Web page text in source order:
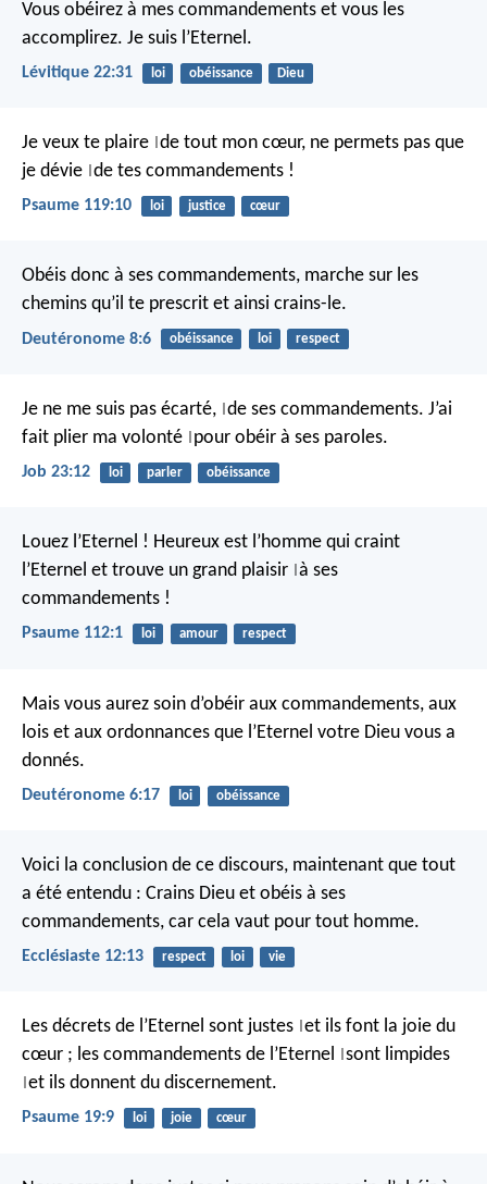
Vous obéirez à mes commandements et vous les
accomplirez. Je suis l’Eternel.
Lévitique 22:31 loi obéissance Dieu
Je veux te plaire de tout mon cœur, ne permets pas que
je dévie de tes commandements !
Psaume 119:10 loi justice cœur
Obéis donc à ses commandements, marche sur les
chemins qu’il te prescrit et ainsi crains-le.
Deutéronome 8:6 obéissance loi respect
Je ne me suis pas écarté, de ses commandements. J’ai
fait plier ma volonté pour obéir à ses paroles.
Job 23:12 loi parler obéissance
Louez l’Eternel ! Heureux est l’homme qui craint
l’Eternel et trouve un grand plaisir à ses
commandements !
Psaume 112:1 loi amour respect
Mais vous aurez soin d’obéir aux commandements, aux
lois et aux ordonnances que l’Eternel votre Dieu vous a
donnés.
Deutéronome 6:17 loi obéissance
Voici la conclusion de ce discours, maintenant que tout
a été entendu : Crains Dieu et obéis à ses
commandements, car cela vaut pour tout homme.
Ecclésiaste 12:13 respect loi vie
Les décrets de l’Eternel sont justes et ils font la joie du
cœur ; les commandements de l’Eternel sont limpides
et ils donnent du discernement.
Psaume 19:9 loi joie cœur